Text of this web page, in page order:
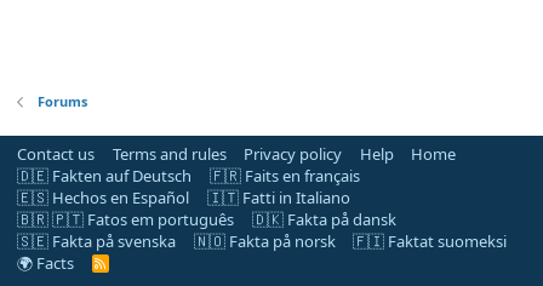
Forums
Contact us Terms and rules Privacy policy Help
Home
🇩🇪 Fakten auf Deutsch
🇫🇷 Faits en français
🇪🇸 Hechos en Español
🇮🇹 Fatti in Italiano
🇧🇷 🇵🇹 Fatos em português
🇩🇰 Fakta på dansk
🇸🇪 Fakta på svenska
🇳🇴 Fakta på norsk
🇫🇮 Faktat suomeksi
🌍 Facts
R